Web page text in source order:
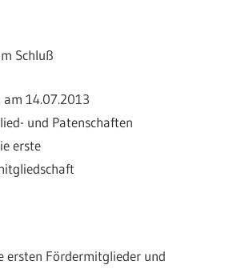
Schluß
14.07.2013
und Patenschaften
erste
ersten Fördermitglieder und